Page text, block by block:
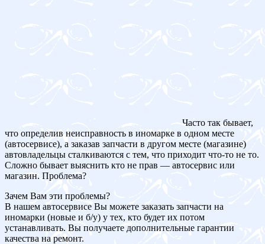
Часто так бывает,
что определив неисправность в иномарке в одном месте
(автосервисе), а заказав запчасти в другом месте (магазине)
автовладельцы сталкиваются с тем, что приходит что-то не то.
Сложно бывает выяснить кто не прав — автосервис или
магазин. Проблема?
Зачем Вам эти проблемы?
В нашем автосервисе Вы можете заказать запчасти на
иномарки (новые и б/у) у тех, кто будет их потом
устанавливать. Вы получаете дополнительные гарантии
качества на ремонт.